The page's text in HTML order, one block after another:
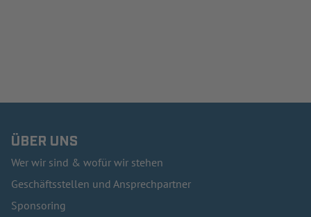
ÜBER UNS
Wer wir sind & wofür wir stehen
Geschäftsstellen und Ansprechpartner
Sponsoring